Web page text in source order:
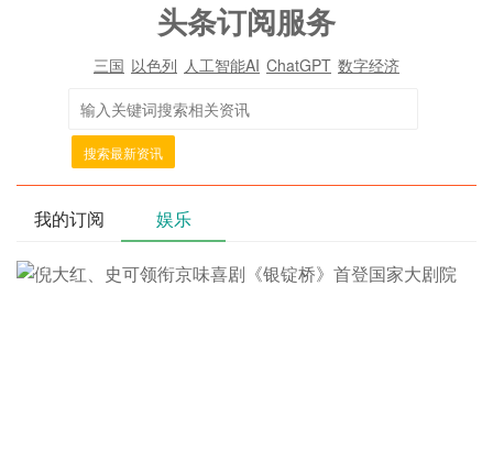
头条订阅服务
三国 以色列 人工智能AI ChatGPT 数字经济
搜索最新资讯
我的订阅 娱乐